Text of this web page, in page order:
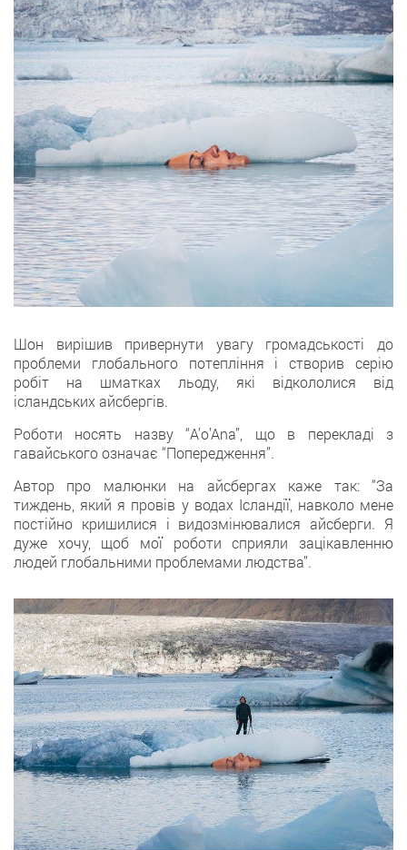
Шон вирішив привернути увагу громадськості до
проблеми глобального потепління і створив серію
робіт на шматках льоду, які відкололися від
ісландських айсбергів.
Роботи носять назву “A’o’Ana”, що в перекладі з
гавайського означає “Попередження”.
Автор про малюнки на айсбергах каже так: “За
тиждень, який я провів у водах Ісландії, навколо мене
постійно кришилися і видозмінювалися айсберги. Я
дуже хочу, щоб мої роботи сприяли зацікавленню
людей глобальними проблемами людства”.